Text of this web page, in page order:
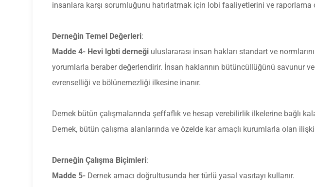
insanlara karşı sorumluğunu hatırlatmak için lobi faaliyetlerini ve raporlama
Derneğin Temel Değerleri:
Madde 4- Hevi lgbti derneği uluslararası insan hakları standart ve
yorumlarla beraber değerlendirir. İnsan haklarının bütüncüllüğünü savunur
evrenselliği ve bölünemezliği ilkesine inanır.
Dernek bütün çalışmalarında şeffaflık ve hesap verebilirlik ilkelerine bağlı
Dernek, bütün çalışma alanlarında ve özelde kar amaçlı kurumlarla olan
Derneğin Çalışma Biçimleri:
Madde 5- Dernek amacı doğrultusunda her türlü yasal vasıtayı kullanır.